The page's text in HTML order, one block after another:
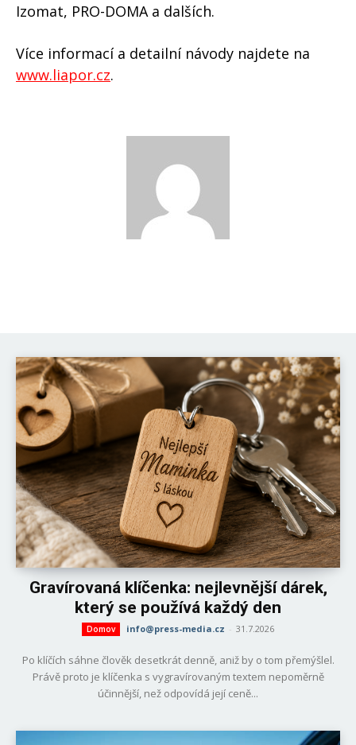
Izomat, PRO-DOMA a dalších.
Více informací a detailní návody najdete na
www.liapor.cz.
Gravírovaná klíčenka: nejlevnější dárek,
který se používá každý den
Domov info@press-media.cz - 31.7.2026
Po klíčích sáhne člověk desetkrát denně, aniž by o tom přemýšlel.
Právě proto je klíčenka s vygravírovaným textem nepoměrně
účinnější, než odpovídá její ceně...